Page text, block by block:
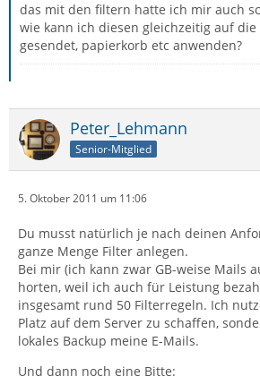
das mit den filtern hatte ich mir auch
wie kann ich diesen gleichzeitig auf
gesendet, papierkorb etc anwenden?
Peter_Lehmann
Senior-Mitglied
5. Oktober 2011 um 11:06
Du musst natürlich je nach deinen
ganze Menge Filter anlegen.
Bei mir (ich kann zwar GB-weise Mails
horten, weil ich auch für Leistung
insgesamt rund 50 Filterregeln. Ich
Platz auf dem Server zu schaffen,
lokales Backup meine E-Mails.
Und dann noch eine Bitte: